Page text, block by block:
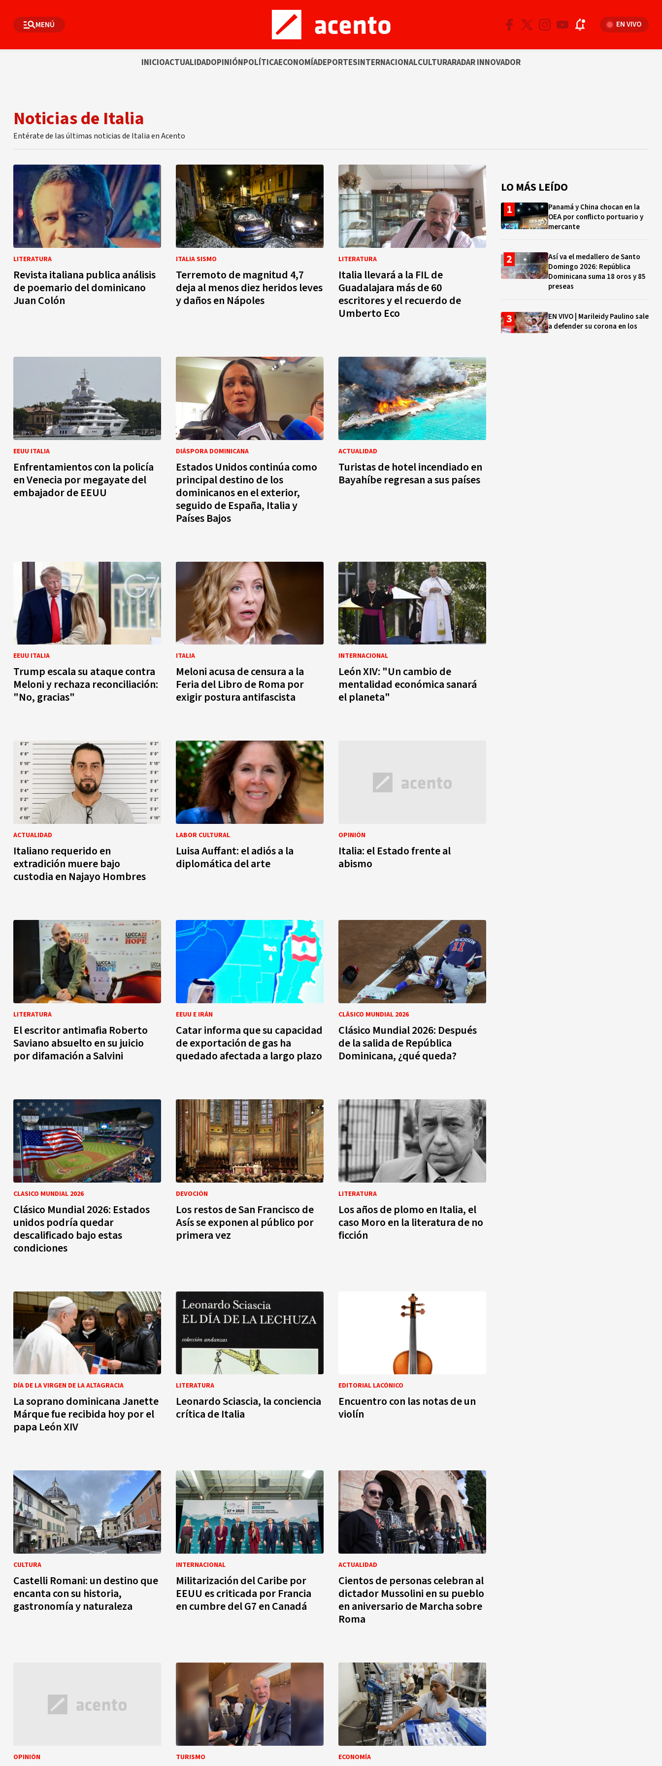
MENÚ EN VIVO
INICIOACTUALIDADOPINIÓNPOLÍTICAECONOMÍADEPORTESINTERNACIONALCULTURARADAR INNOVADOR
Noticias de Italia
Entérate de las últimas noticias de Italia en Acento
LITERATURA
Revista italiana publica análisis
de poemario del dominicano
Juan Colón
ITALIA SISMO
Terremoto de magnitud 4,7
deja al menos diez heridos leves
y daños en Nápoles
LITERATURA
Italia llevará a la FIL de
Guadalajara más de 60
escritores y el recuerdo de
Umberto Eco
EEUU ITALIA
Enfrentamientos con la policía
en Venecia por megayate del
embajador de EEUU
DIÁSPORA DOMINICANA
Estados Unidos continúa como
principal destino de los
dominicanos en el exterior,
seguido de España, Italia y
Países Bajos
ACTUALIDAD
Turistas de hotel incendiado en
Bayahíbe regresan a sus países
EEUU ITALIA
Trump escala su ataque contra
Meloni y rechaza reconciliación:
"No, gracias"
ITALIA
Meloni acusa de censura a la
Feria del Libro de Roma por
exigir postura antifascista
INTERNACIONAL
León XIV: "Un cambio de
mentalidad económica sanará
el planeta"
ACTUALIDAD
Italiano requerido en
extradición muere bajo
custodia en Najayo Hombres
LABOR CULTURAL
Luisa Auffant: el adiós a la
diplomática del arte
OPINIÓN
Italia: el Estado frente al
abismo
LITERATURA
El escritor antimafia Roberto
Saviano absuelto en su juicio
por difamación a Salvini
EEUU E IRÁN
Catar informa que su capacidad
de exportación de gas ha
quedado afectada a largo plazo
CLÁSICO MUNDIAL 2026
Clásico Mundial 2026: Después
de la salida de República
Dominicana, ¿qué queda?
CLASICO MUNDIAL 2026
Clásico Mundial 2026: Estados
unidos podría quedar
descalificado bajo estas
condiciones
DEVOCIÓN
Los restos de San Francisco de
Asís se exponen al público por
primera vez
LITERATURA
Los años de plomo en Italia, el
caso Moro en la literatura de no
ficción
DÍA DE LA VIRGEN DE LA ALTAGRACIA
La soprano dominicana Janette
Márque fue recibida hoy por el
papa León XIV
LITERATURA
Leonardo Sciascia, la conciencia
crítica de Italia
EDITORIAL LACÓNICO
Encuentro con las notas de un
violín
CULTURA
Castelli Romani: un destino que
encanta con su historia,
gastronomía y naturaleza
INTERNACIONAL
Militarización del Caribe por
EEUU es criticada por Francia
en cumbre del G7 en Canadá
ACTUALIDAD
Cientos de personas celebran al
dictador Mussolini en su pueblo
en aniversario de Marcha sobre
Roma
OPINIÓN TURISMO ECONOMÍA
LO MÁS LEÍDO
Panamá y China chocan en la
OEA por conflicto portuario y
mercante
Así va el medallero de Santo
Domingo 2026: República
Dominicana suma 18 oros y 85
preseas
EN VIVO | Marileidy Paulino sale
a defender su corona en los